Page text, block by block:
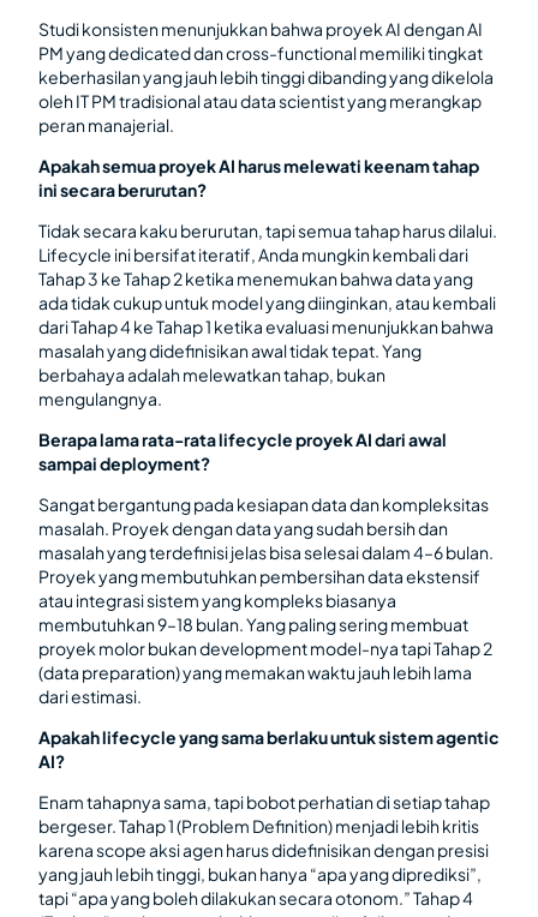
Studi konsisten menunjukkan bahwa proyek AI dengan AI
PM yang dedicated dan cross-functional memiliki tingkat
keberhasilan yang jauh lebih tinggi dibanding yang dikelola
oleh IT PM tradisional atau data scientist yang merangkap
peran manajerial.
Apakah semua proyek AI harus melewati keenam tahap
ini secara berurutan?
Tidak secara kaku berurutan, tapi semua tahap harus dilalui.
Lifecycle ini bersifat iteratif, Anda mungkin kembali dari
Tahap 3 ke Tahap 2 ketika menemukan bahwa data yang
ada tidak cukup untuk model yang diinginkan, atau kembali
dari Tahap 4 ke Tahap 1 ketika evaluasi menunjukkan bahwa
masalah yang didefinisikan awal tidak tepat. Yang
berbahaya adalah melewatkan tahap, bukan
mengulangnya.
Berapa lama rata-rata lifecycle proyek AI dari awal
sampai deployment?
Sangat bergantung pada kesiapan data dan kompleksitas
masalah. Proyek dengan data yang sudah bersih dan
masalah yang terdefinisi jelas bisa selesai dalam 4–6 bulan.
Proyek yang membutuhkan pembersihan data ekstensif
atau integrasi sistem yang kompleks biasanya
membutuhkan 9–18 bulan. Yang paling sering membuat
proyek molor bukan development model-nya tapi Tahap 2
(data preparation) yang memakan waktu jauh lebih lama
dari estimasi.
Apakah lifecycle yang sama berlaku untuk sistem agentic
AI?
Enam tahapnya sama, tapi bobot perhatian di setiap tahap
bergeser. Tahap 1 (Problem Definition) menjadi lebih kritis
karena scope aksi agen harus didefinisikan dengan presisi
yang jauh lebih tinggi, bukan hanya “apa yang diprediksi”,
tapi “apa yang boleh dilakukan secara otonom.” Tahap 4